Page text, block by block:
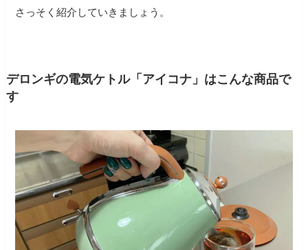
さっそく紹介していきましょう。
デロンギの電気ケトル「アイコナ」はこんな商品で
す